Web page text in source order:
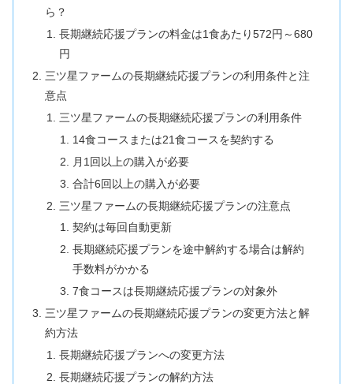
ら？
長期継続応援プランの料金は1食あたり572円～680
円
三ツ星ファームの長期継続応援プランの利用条件と注
意点
三ツ星ファームの長期継続応援プランの利用条件
14食コースまたは21食コースを契約する
月1回以上の購入が必要
合計6回以上の購入が必要
三ツ星ファームの長期継続応援プランの注意点
契約は毎回自動更新
長期継続応援プランを途中解約する場合は解約
手数料がかかる
7食コースは長期継続応援プランの対象外
三ツ星ファームの長期継続応援プランの変更方法と解
約方法
長期継続応援プランへの変更方法
長期継続応援プランの解約方法